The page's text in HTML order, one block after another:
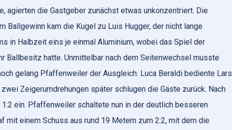
die Gastgeber zunächst etwas unkonzentriert. Die
kam die Kugel zu Luis Hugger, der nicht lange
in Halbzeit eins je einmal Aluminium, wobei das Spiel der
Ballbesitz hatte. Unmittelbar nach dem Seitenwechsel musste
gelang Pfaffenweiler der Ausgleich. Luca Beraldi bediente Lars
Zeigerumdrehungen später schlugen die Gäste zurück. Nach
ein. Pfaffenweiler schaltete nun in der deutlich besseren
mit einem Schuss aus rund 19 Metern zum 2:2, mit dem die